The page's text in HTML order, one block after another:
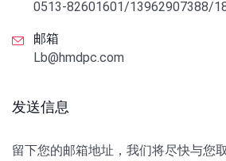
0513-82601601/13962907388/
邮箱
Lb@hmdpc.com
发送信息
留下您的邮箱地址，我们将尽快与您